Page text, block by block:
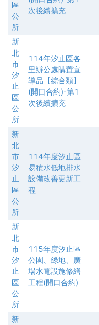
區
公
所
次後續擴充
新
北
市
汐
止
區
公
所
114年汐止區各
里辦公處購置宣
導品【綜合類】
(開口合約)-第1
次後續擴充
新
北
市
汐
止
區
公
所
114年度汐止區
易積水低地排水
設備改善更新工
程
新
北
市
汐
止
區
公
所
115年度汐止區
公園、綠地、廣
場水電設施修繕
工程(開口合約)
新